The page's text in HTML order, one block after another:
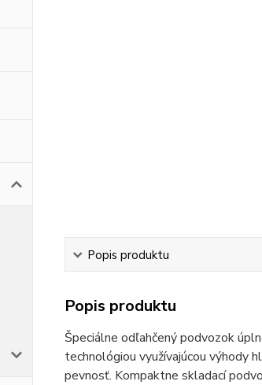
Popis produktu
Popis produktu
Špeciálne odľahčený podvozok
technológiou využívajúcou výhody
pevnosť. Kompaktne skladací